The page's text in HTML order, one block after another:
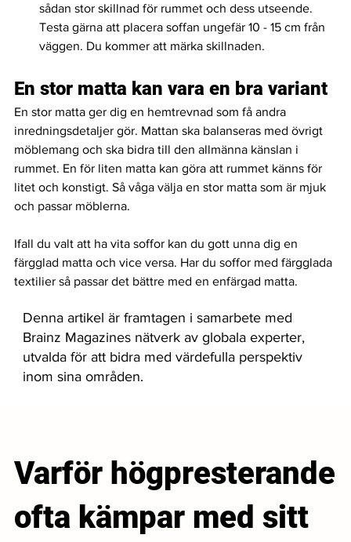
sådan stor skillnad för rummet och dess utseende.
Testa gärna att placera soffan ungefär 10 - 15 cm från
väggen. Du kommer att märka skillnaden.
En stor matta kan vara en bra variant
En stor matta ger dig en hemtrevnad som få andra
inredningsdetaljer gör. Mattan ska balanseras med övrigt
möblemang och ska bidra till den allmänna känslan i
rummet. En för liten matta kan göra att rummet känns för
litet och konstigt. Så våga välja en stor matta som är mjuk
och passar möblerna.
Ifall du valt att ha vita soffor kan du gott unna dig en
färgglad matta och vice versa. Har du soffor med färgglada
textilier så passar det bättre med en enfärgad matta.
Denna artikel är framtagen i samarbete med
Brainz Magazines nätverk av globala experter,
utvalda för att bidra med värdefulla perspektiv
inom sina områden.
Varför högpresterande
ofta kämpar med sitt